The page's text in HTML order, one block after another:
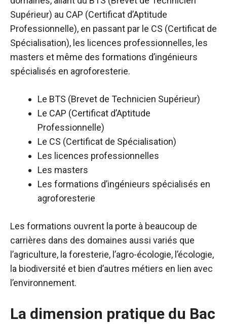
Supérieur) au CAP (Certificat d’Aptitude
Professionnelle), en passant par le CS (Certificat de
Spécialisation), les licences professionnelles, les
masters et même des formations d’ingénieurs
spécialisés en agroforesterie.
Le BTS (Brevet de Technicien Supérieur)
Le CAP (Certificat d’Aptitude
Professionnelle)
Le CS (Certificat de Spécialisation)
Les licences professionnelles
Les masters
Les formations d’ingénieurs spécialisés en
agroforesterie
Les formations ouvrent la porte à beaucoup de
carrières dans des domaines aussi variés que
l’agriculture, la foresterie, l’agro-écologie, l’écologie,
la biodiversité et bien d’autres métiers en lien avec
l’environnement.
La dimension pratique du Bac